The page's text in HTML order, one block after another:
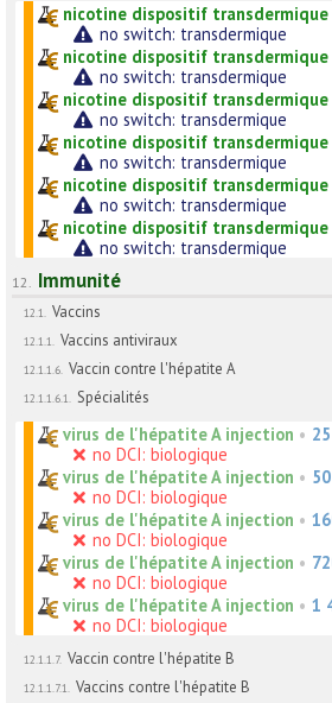
nicotine dispositif transdermique
no switch: transdermique
nicotine dispositif transdermique
no switch: transdermique
nicotine dispositif transdermique
no switch: transdermique
nicotine dispositif transdermique
no switch: transdermique
nicotine dispositif transdermique
no switch: transdermique
nicotine dispositif transdermique
no switch: transdermique
12. Immunité
12.1. Vaccins
12.1.1. Vaccins antiviraux
12.1.1.6. Vaccin contre l'hépatite A
12.1.1.6.1. Spécialités
virus de l'hépatite A injection •
no DCI: biologique
virus de l'hépatite A injection •
no DCI: biologique
virus de l'hépatite A injection •
no DCI: biologique
virus de l'hépatite A injection •
no DCI: biologique
virus de l'hépatite A injection • 1
no DCI: biologique
12.1.1.7. Vaccin contre l'hépatite B
12.1.1.7.1. Vaccins contre l'hépatite B